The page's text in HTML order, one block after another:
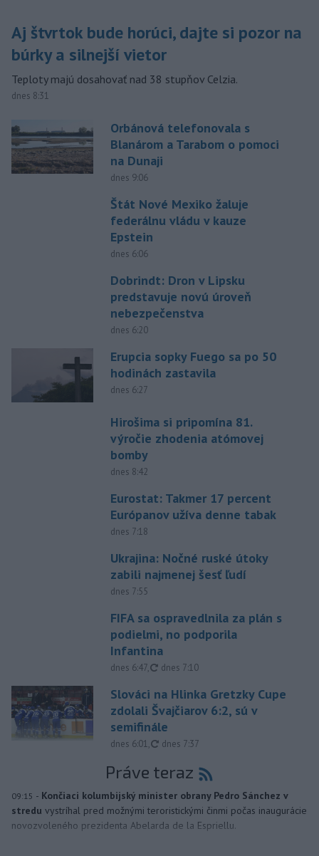
Aj štvrtok bude horúci, dajte si pozor na
búrky a silnejší vietor
Teploty majú dosahovať nad 38 stupňov Celzia.
dnes 8:31
Orbánová telefonovala s
Blanárom a Tarabom o pomoci
na Dunaji
dnes 9:06
Štát Nové Mexiko žaluje
federálnu vládu v kauze
Epstein
dnes 6:06
Dobrindt: Dron v Lipsku
predstavuje novú úroveň
nebezpečenstva
dnes 6:20
Erupcia sopky Fuego sa po 50
hodinách zastavila
dnes 6:27
Hirošima si pripomína 81.
výročie zhodenia atómovej
bomby
dnes 8:42
Eurostat: Takmer 17 percent
Európanov užíva denne tabak
dnes 7:18
Ukrajina: Nočné ruské útoky
zabili najmenej šesť ľudí
dnes 7:55
FIFA sa ospravedlnila za plán s
podielmi, no podporila
Infantina
dnes 6:47, aktualizované
dnes 7:10
Slováci na Hlinka Gretzky Cupe
zdolali Švajčiarov 6:2, sú v
semifinále
dnes 6:01, aktualizované
dnes 7:37
Práve teraz
09:15 - Končiaci kolumbijský minister obrany Pedro Sánchez v
stredu vystríhal pred možnými teroristickými činmi počas inaugurácie
novozvoleného prezidenta Abelarda de la Espriellu.